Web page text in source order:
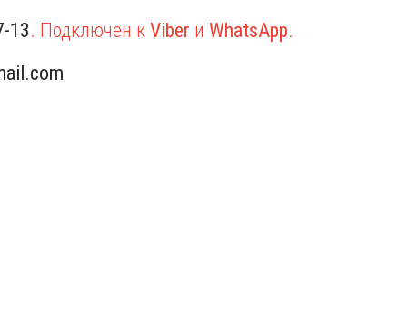
13. Подключен к Viber и WhatsApp.